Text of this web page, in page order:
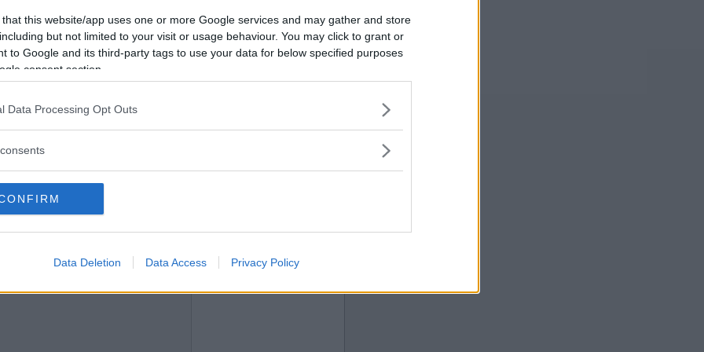
that this website/app uses one or more Google services and may gather and store
but not limited to your visit or usage behaviour. You may click to grant or
to Google and its third-party tags to use your data for below specified purposes
consent section.
Data Processing Opt Outs
Data Deletion Data Access Privacy Policy
2021-09-01 21:23
Vill du bli
medlem?